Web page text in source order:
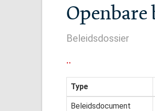
Beleidsdossier
..
Type
Beleidsdocument